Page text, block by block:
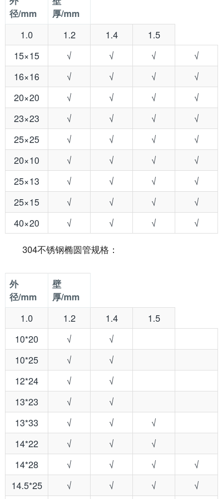
径/mm
厚/mm
1.0
1.2 1.4
1.5
15×15
√ √ √
√
16×16
√ √ √
√
20×20
√ √ √
√
23×23
√ √ √
√
25×25
√ √ √
√
20×10
√ √ √
√
25×13
√ √ √
√
25×15
√ √ √
√
40×20
√ √ √ √
304不锈钢椭圆管规格：
外
径/mm
壁
厚/mm
1.0
1.2 1.4
1.5
10*20
√
√
10*25
√
√
12*24
√
√
13*23
√
√
13*33
√ √
√
14*22
√ √
√
14*28
√ √ √
√
14.5*25
√ √ √
√